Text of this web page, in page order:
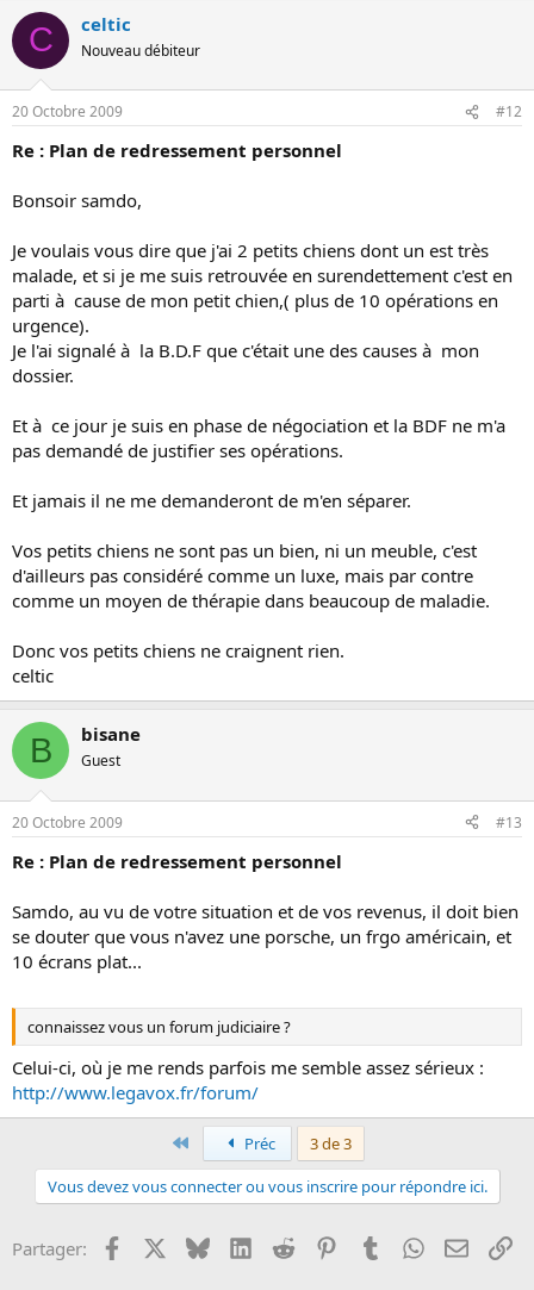
C celtic
Nouveau débiteur
20 Octobre 2009 #12
Re : Plan de redressement personnel
Bonsoir samdo,
Je voulais vous dire que j'ai 2 petits chiens dont un est très
malade, et si je me suis retrouvée en surendettement c'est en
parti à cause de mon petit chien,( plus de 10 opérations en
urgence).
Je l'ai signalé à la B.D.F que c'était une des causes à mon
dossier.
Et à ce jour je suis en phase de négociation et la BDF ne m'a
pas demandé de justifier ses opérations.
Et jamais il ne me demanderont de m'en séparer.
Vos petits chiens ne sont pas un bien, ni un meuble, c'est
d'ailleurs pas considéré comme un luxe, mais par contre
comme un moyen de thérapie dans beaucoup de maladie.
Donc vos petits chiens ne craignent rien.
celtic
B bisane
Guest
20 Octobre 2009 #13
Re : Plan de redressement personnel
Samdo, au vu de votre situation et de vos revenus, il doit bien
se douter que vous n'avez une porsche, un frgo américain, et
10 écrans plat...
connaissez vous un forum judiciaire ?
Celui-ci, où je me rends parfois me semble assez sérieux :
http://www.legavox.fr/forum/
PremierPréc
3 de 3
Vous devez vous connecter ou vous inscrire pour répondre ici.
Partager: Facebook BlueskyLinkedInReddit PinterestTumblrWhatsApp
Email